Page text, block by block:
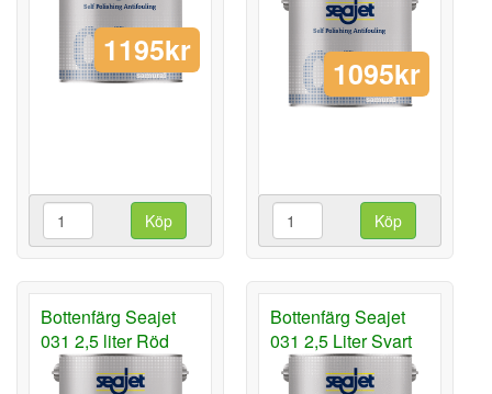
1195kr
Köp
1095kr
Köp
Bottenfärg Seajet
031 2,5 liter Röd
Bottenfärg Seajet
031 2,5 Liter Svart